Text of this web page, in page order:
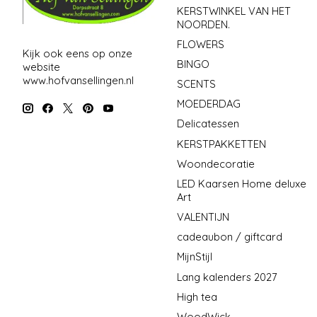
Kijk ook eens op onze
website
www.hofvansellingen.nl
KERSTWINKEL VAN HET
NOORDEN.
FLOWERS
BINGO
SCENTS
MOEDERDAG
Delicatessen
KERSTPAKKETTEN
Woondecoratie
LED Kaarsen Home deluxe
Art
VALENTIJN
cadeaubon / giftcard
MijnStijl
Lang kalenders 2027
High tea